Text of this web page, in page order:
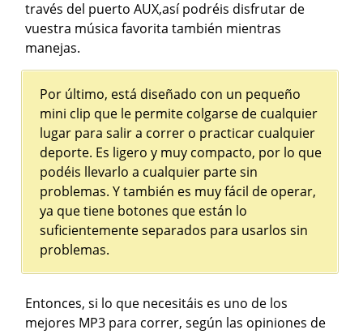
través del puerto AUX,así podréis disfrutar de
vuestra música favorita también mientras
manejas.
Por último, está diseñado con un pequeño
mini clip que le permite colgarse de cualquier
lugar para salir a correr o practicar cualquier
deporte. Es ligero y muy compacto, por lo que
podéis llevarlo a cualquier parte sin
problemas. Y también es muy fácil de operar,
ya que tiene botones que están lo
suficientemente separados para usarlos sin
problemas.
Entonces, si lo que necesitáis es uno de los
mejores MP3 para correr, según las opiniones de